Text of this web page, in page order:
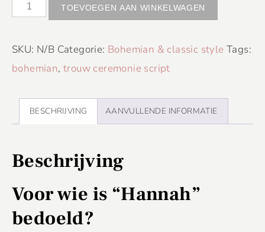
TOEVOEGEN AAN WINKELWAGEN
SKU: N/B Categorie: Bohemian & classic style Tags:
bohemian,trouw ceremonie script
BESCHRIJVING AANVULLENDE INFORMATIE
Beschrijving
Voor wie is “Hannah”
bedoeld?